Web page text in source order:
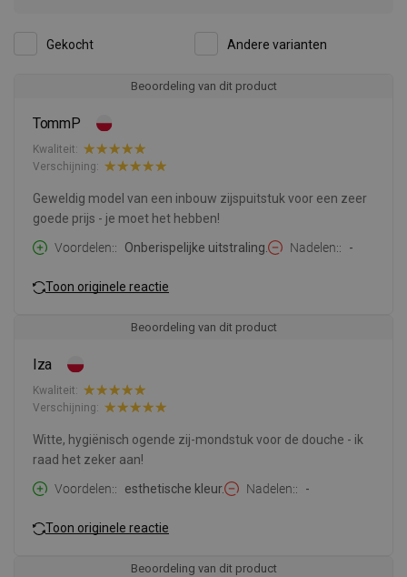
Gekocht Andere varianten
Beoordeling van dit product
TommP
Kwaliteit:
Verschijning:
Geweldig model van een inbouw zijspuitstuk voor een zeer
goede prijs - je moet het hebben!
Voordelen:
Onberispelijke uitstraling. Nadelen: -
Toon originele reactie
Beoordeling van dit product
Iza
Kwaliteit:
Verschijning:
Witte, hygiënisch ogende zij-mondstuk voor de douche - ik
raad het zeker aan!
Voordelen:
esthetische kleur. Nadelen: -
Toon originele reactie
Beoordeling van dit product